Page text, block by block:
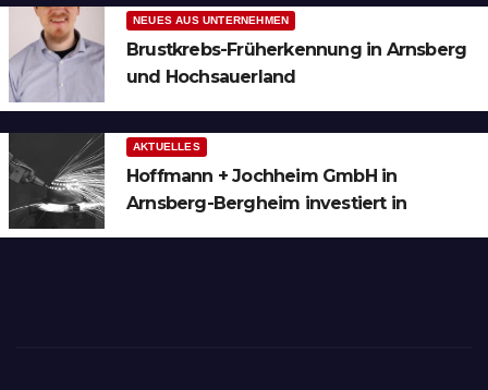
NEUES AUS UNTERNEHMEN
Brustkrebs-Früherkennung in Arnsberg
und Hochsauerland
AKTUELLES
Hoffmann + Jochheim GmbH in
Arnsberg-Bergheim investiert in